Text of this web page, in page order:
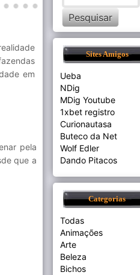
em
pela
que a
Sites Amigos
Ueba
NDig
MDig Youtube
1xbet registro
Curionautasa
Buteco da Net
Wolf Edler
Dando Pitacos
Categorias
Todas
Animações
Arte
Beleza
Bichos